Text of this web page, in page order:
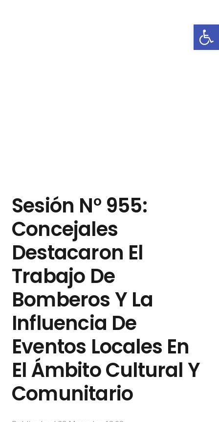
Sesión N° 955:
Concejales
Destacaron El
Trabajo De
Bomberos Y La
Influencia De
Eventos Locales En
El Ámbito Cultural Y
Comunitario